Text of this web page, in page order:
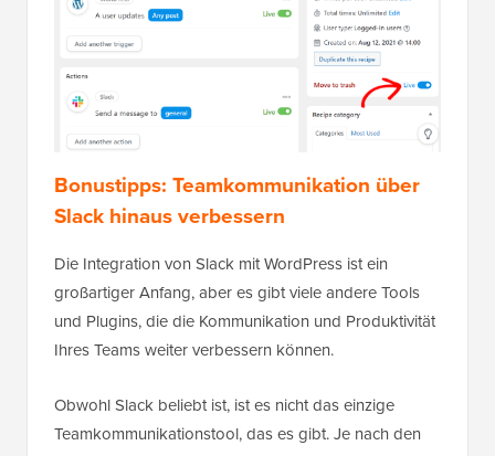
Bonustipps: Teamkommunikation über
Slack hinaus verbessern
Die Integration von Slack mit WordPress ist ein
großartiger Anfang, aber es gibt viele andere Tools
und Plugins, die die Kommunikation und Produktivität
Ihres Teams weiter verbessern können.
Obwohl Slack beliebt ist, ist es nicht das einzige
Teamkommunikationstool, das es gibt. Je nach den